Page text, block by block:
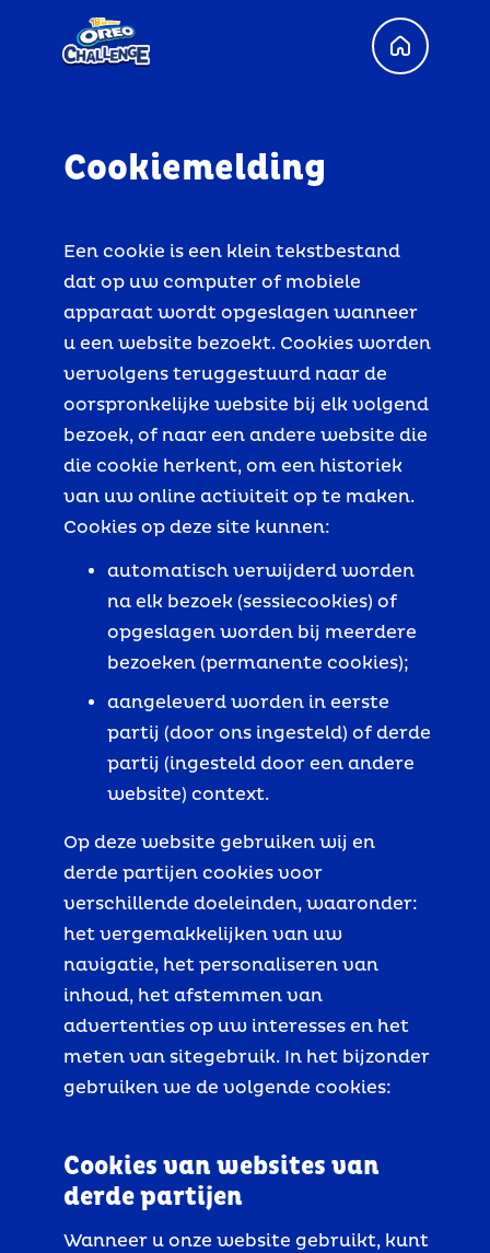
Cookiemelding
Een cookie is een klein tekstbestand
dat op uw computer of mobiele
apparaat wordt opgeslagen wanneer
u een website bezoekt. Cookies worden
vervolgens teruggestuurd naar de
oorspronkelijke website bij elk volgend
bezoek, of naar een andere website die
die cookie herkent, om een historiek
van uw online activiteit op te maken.
Cookies op deze site kunnen:
automatisch verwijderd worden
na elk bezoek (sessiecookies) of
opgeslagen worden bij meerdere
bezoeken (permanente cookies);
aangeleverd worden in eerste
partij (door ons ingesteld) of derde
partij (ingesteld door een andere
website) context.
Op deze website gebruiken wij en
derde partijen cookies voor
verschillende doeleinden, waaronder:
het vergemakkelijken van uw
navigatie, het personaliseren van
inhoud, het afstemmen van
advertenties op uw interesses en het
meten van sitegebruik. In het bijzonder
gebruiken we de volgende cookies:
Cookies van websites van
derde partijen
Wanneer u onze website gebruikt, kunt